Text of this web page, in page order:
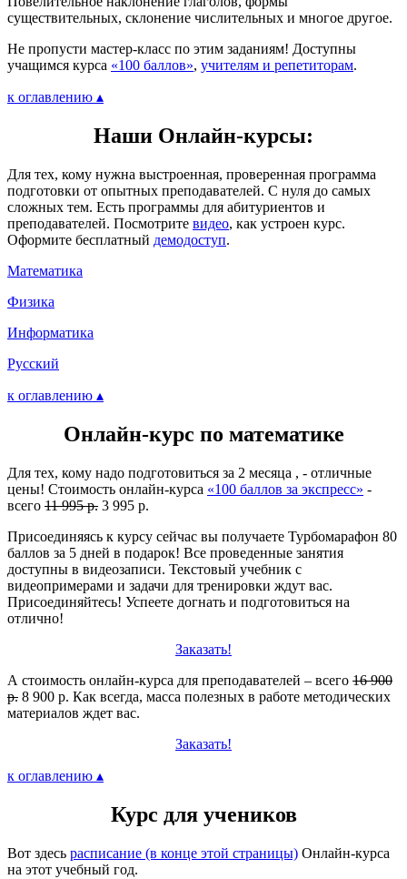
существительных, склонение числительных и многое другое.
Не пропусти мастер-класс по этим заданиям! Доступны
учащимся курса «100 баллов», учителям и репетиторам.
к оглавлению ▴
Наши Онлайн-курсы:
Для тех, кому нужна выстроенная, проверенная программа
подготовки от опытных преподавателей. С нуля до самых
сложных тем. Есть программы для абитуриентов и
преподавателей. Посмотрите видео, как устроен курс.
Оформите бесплатный демодоступ.
Математика
Физика
Информатика
Русский
к оглавлению ▴
Онлайн-курс по математике
Для тех, кому надо подготовиться за 2 месяца , - отличные
цены! Стоимость онлайн-курса «100 баллов за экспресс» -
всего 11 995 р. 3 995 р.
Присоединяясь к курсу сейчас вы получаете Турбомарафон 80
баллов за 5 дней в подарок! Все проведенные занятия
доступны в видеозаписи. Текстовый учебник с
видеопримерами и задачи для тренировки ждут вас.
Присоединяйтесь! Успеете догнать и подготовиться на
отлично!
Заказать!
А стоимость онлайн-курса для преподавателей – всего 16 900
р. 8 900 р. Как всегда, масса полезных в работе методических
материалов ждет вас.
Заказать!
к оглавлению ▴
Курс для учеников
Вот здесь расписание (в конце этой страницы) Онлайн-курса
на этот учебный год.